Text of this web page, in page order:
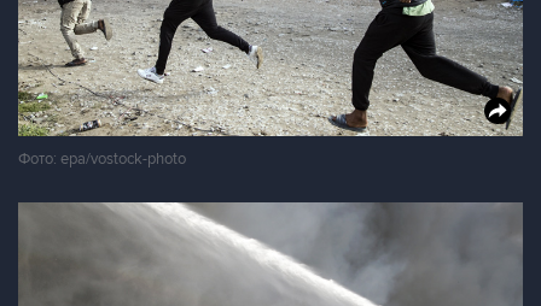
Фото: epa/vostock-photo